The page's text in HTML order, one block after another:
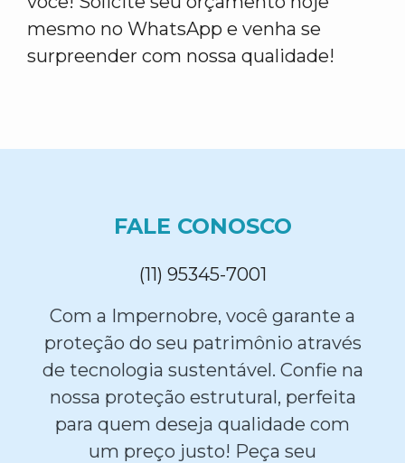
mesmo no WhatsApp e venha se
surpreender com nossa qualidade!
FALE CONOSCO
(11) 95345-7001
Com a Impernobre, você garante a
proteção do seu patrimônio através
de tecnologia sustentável. Confie na
nossa proteção estrutural, perfeita
para quem deseja qualidade com
um preço justo! Peça seu